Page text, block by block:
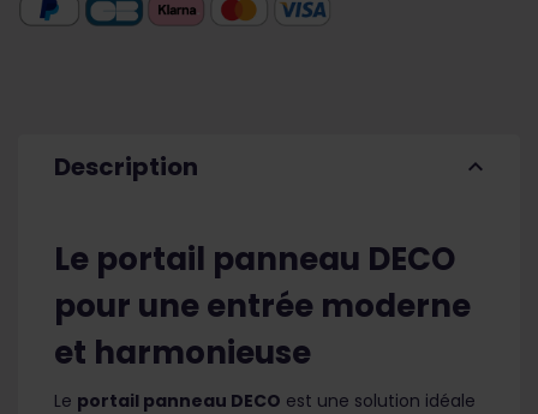
expand_less
Description
Le portail panneau DECO
pour une entrée moderne
et harmonieuse
Le portail panneau DECO est une solution idéale